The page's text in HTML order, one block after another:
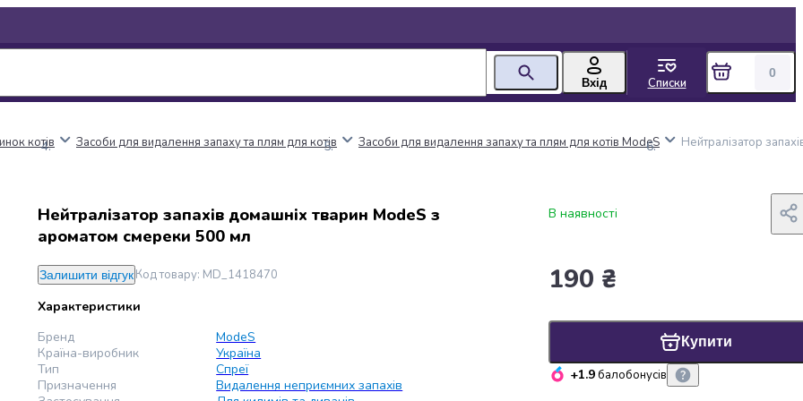
Вхід Списки
0
котів Засоби для видалення запаху та плям для котів Засоби для видалення запаху та плям для котів ModeS Нейтралізатор
Нейтралізатор запахів домашніх тварин ModeS з
ароматом смереки 500 мл
Залишити відгукКод товару: MD_1418470
Характеристики
Бренд
ModeS
Країна-виробник
Україна
Тип
Спреї
Призначення
Видалення неприємних запахів
В наявності
190 ₴
Купити
+1.9балобонусів